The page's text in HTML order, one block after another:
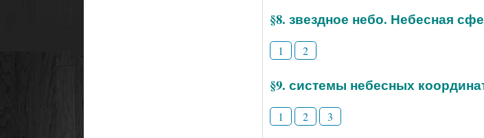
§8. звездное небо. Небесная
1 2
§9. системы небесных
1 2 3